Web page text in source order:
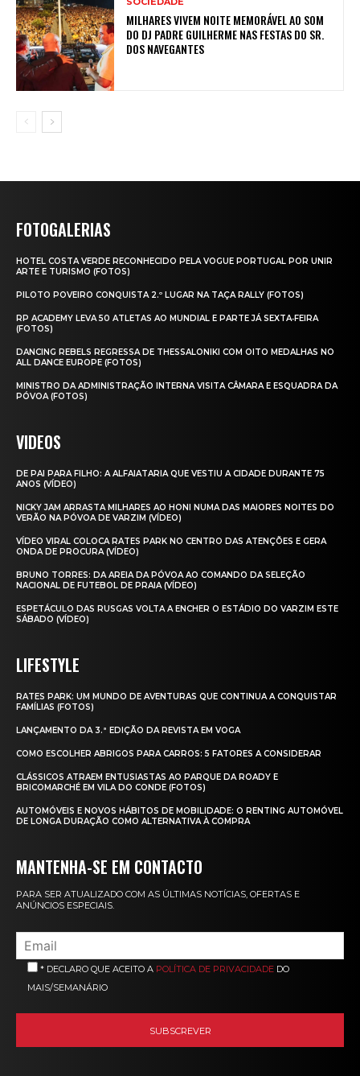
MILHARES VIVEM NOITE MEMORÁVEL AO SOM
DO DJ PADRE GUILHERME NAS FESTAS DO SR.
DOS NAVEGANTES
FOTOGALERIAS
HOTEL COSTA VERDE RECONHECIDO PELA VOGUE PORTUGAL POR UNIR
ARTE E TURISMO (FOTOS)
PILOTO POVEIRO CONQUISTA 2.º LUGAR NA TAÇA RALLY (FOTOS)
RP ACADEMY LEVA 50 ATLETAS AO MUNDIAL E PARTE JÁ SEXTA‑FEIRA
(FOTOS)
DANCING REBELS REGRESSA DE THESSALONIKI COM OITO MEDALHAS NO
ALL DANCE EUROPE (FOTOS)
MINISTRO DA ADMINISTRAÇÃO INTERNA VISITA CÂMARA E ESQUADRA DA
PÓVOA (FOTOS)
VIDEOS
DE PAI PARA FILHO: A ALFAIATARIA QUE VESTIU A CIDADE DURANTE 75
ANOS (VÍDEO)
NICKY JAM ARRASTA MILHARES AO HONI NUMA DAS MAIORES NOITES DO
VERÃO NA PÓVOA DE VARZIM (VÍDEO)
VÍDEO VIRAL COLOCA RATES PARK NO CENTRO DAS ATENÇÕES E GERA
ONDA DE PROCURA (VÍDEO)
BRUNO TORRES: DA AREIA DA PÓVOA AO COMANDO DA SELEÇÃO
NACIONAL DE FUTEBOL DE PRAIA (VÍDEO)
ESPETÁCULO DAS RUSGAS VOLTA A ENCHER O ESTÁDIO DO VARZIM ESTE
SÁBADO (VÍDEO)
LIFESTYLE
RATES PARK: UM MUNDO DE AVENTURAS QUE CONTINUA A CONQUISTAR
FAMÍLIAS (FOTOS)
LANÇAMENTO DA 3.ª EDIÇÃO DA REVISTA EM VOGA
COMO ESCOLHER ABRIGOS PARA CARROS: 5 FATORES A CONSIDERAR
CLÁSSICOS ATRAEM ENTUSIASTAS AO PARQUE DA ROADY E
BRICOMARCHÉ EM VILA DO CONDE (FOTOS)
AUTOMÓVEIS E NOVOS HÁBITOS DE MOBILIDADE: O RENTING AUTOMÓVEL
DE LONGA DURAÇÃO COMO ALTERNATIVA À COMPRA
MANTENHA-SE EM CONTACTO
PARA SER ATUALIZADO COM AS ÚLTIMAS NOTÍCIAS, OFERTAS E
ANÚNCIOS ESPECIAIS.
* DECLARO QUE ACEITO A POLÍTICA DE PRIVACIDADE DO
MAIS/SEMANÁRIO